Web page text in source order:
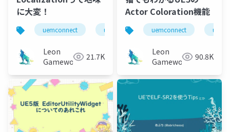
に大変！
uemconnect ue5
Leon
Gameworks 21.7K
Actor Coloration機能
uemconnect ue5
Leon
Gameworks 90.8K